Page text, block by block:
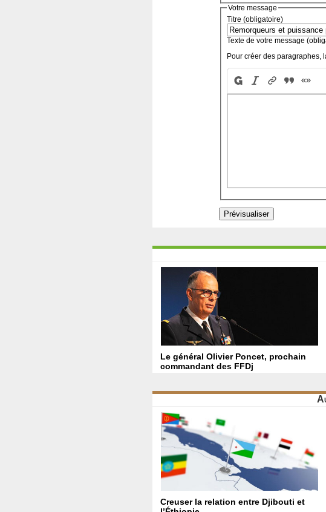
Votre message
Titre (obligatoire)
Texte de votre message
Pour créer des paragraphes,
Le général Olivier Poncet, prochain
commandant des FFDj
Creuser la relation entre Djibouti et